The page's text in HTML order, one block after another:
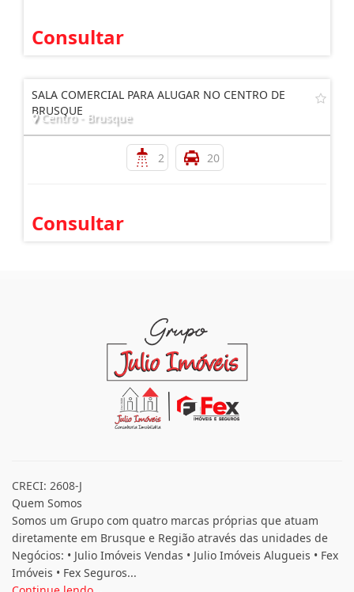
Consultar
SALA COMERCIAL PARA ALUGAR NO CENTRO DE
BRUSQUE
Centro - Brusque
2 20
Consultar
CRECI: 2608-J
Quem Somos